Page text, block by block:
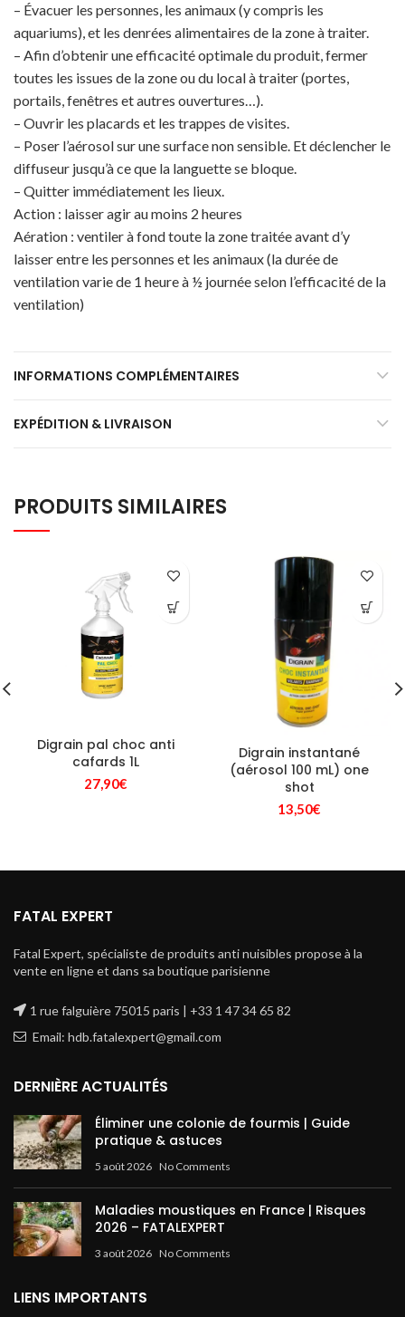
– Évacuer les personnes, les animaux (y compris les
aquariums), et les denrées alimentaires de la zone à traiter.
– Afin d’obtenir une efficacité optimale du produit, fermer
toutes les issues de la zone ou du local à traiter (portes,
portails, fenêtres et autres ouvertures…).
– Ouvrir les placards et les trappes de visites.
– Poser l’aérosol sur une surface non sensible. Et déclencher le
diffuseur jusqu’à ce que la languette se bloque.
– Quitter immédiatement les lieux.
Action : laisser agir au moins 2 heures
Aération : ventiler à fond toute la zone traitée avant d’y
laisser entre les personnes et les animaux (la durée de
ventilation varie de 1 heure à ½ journée selon l’efficacité de la
ventilation)
INFORMATIONS COMPLÉMENTAIRES
EXPÉDITION & LIVRAISON
PRODUITS SIMILAIRES
Digrain pal choc anti
cafards 1L
27,90€
Digrain instantané
(aérosol 100 mL) one
shot
13,50€
FATAL EXPERT
Fatal Expert, spécialiste de produits anti nuisibles propose à la
vente en ligne et dans sa boutique parisienne
1 rue falguière 75015 paris | +33 1 47 34 65 82
Email: hdb.fatalexpert@gmail.com
DERNIÈRE ACTUALITÉS
Éliminer une colonie de fourmis | Guide
pratique & astuces
5 août 2026 No Comments
Maladies moustiques en France | Risques
2026 – FATALEXPERT
3 août 2026 No Comments
LIENS IMPORTANTS